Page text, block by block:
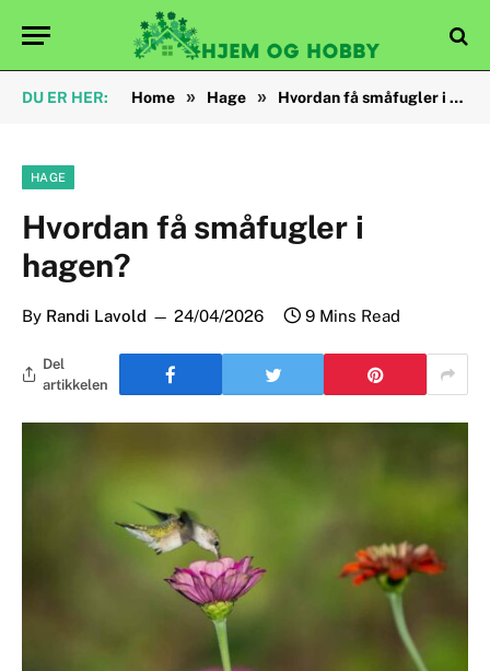
DU ER HER: Home » Hage » Hvordan få småfugler i hagen?
HAGE
Hvordan få småfugler i
hagen?
By Randi Lavold 24/04/2026 9 Mins Read
Del
artikkelen